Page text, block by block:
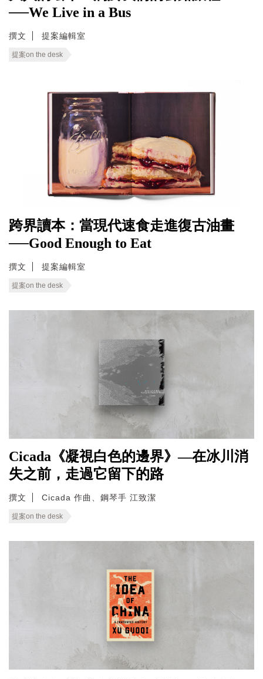
──We Live in a Bus
撰文 提案編輯室
提案on the desk
跨界讀本：當現代速食走進復古油畫
──Good Enough to Eat
撰文 提案編輯室
提案on the desk
Cicada《凝視白色的邊界》—在冰川消
失之前，走過它留下的路
撰文 Cicada 作曲、鋼琴手 江致潔
提案on the desk